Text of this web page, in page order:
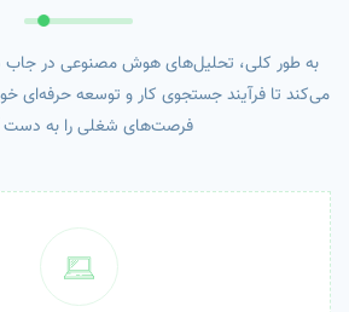
به طور کلی، تحلیل‌های هوش مصنوعی در
می‌کند تا فرآیند جستجوی کار و توسعه حرفه‌ای
فرصت‌های شغلی را به دست